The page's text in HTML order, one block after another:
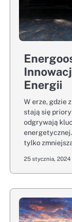
Energii
W erze, gdzie
stają się
odgrywają
tylko
25 stycznia, 2024